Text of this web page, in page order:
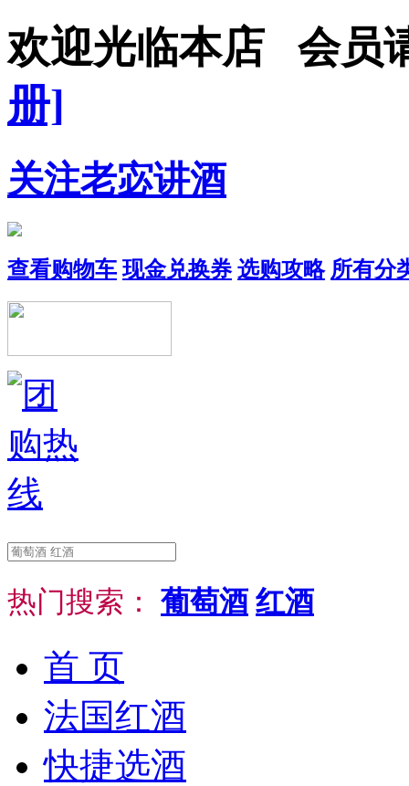
欢迎光临本店 会
册]
关注老宓讲酒
查看购物车 现金兑换券 选购攻略 所有分
热门搜索： 葡萄酒 红酒
首 页
法国红酒
快捷选酒